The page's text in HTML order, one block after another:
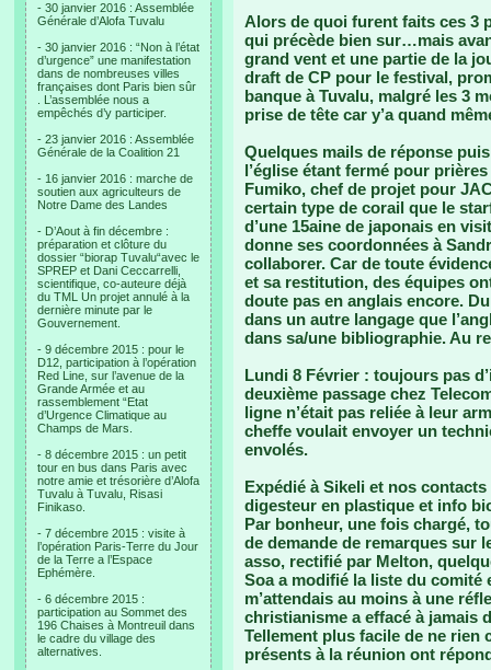
- 30 janvier 2016 : Assemblée
Générale d’Alofa Tuvalu
- 30 janvier 2016 : “Non à l’état
d’urgence” une manifestation
dans de nombreuses villes
françaises dont Paris bien sûr
. L’assemblée nous a
empêchés d’y participer.
- 23 janvier 2016 : Assemblée
Générale de la Coalition 21
- 16 janvier 2016 : marche de
soutien aux agriculteurs de
Notre Dame des Landes
- D’Aout à fin décembre :
préparation et clôture du
dossier “biorap Tuvalu“avec le
SPREP et Dani Ceccarrelli,
scientifique, co-auteure déjà
du TML Un projet annulé à la
dernière minute par le
Gouvernement.
- 9 décembre 2015 : pour le
D12, participation à l’opération
Red Line, sur l’avenue de la
Grande Armée et au
rassemblement “Etat
d’Urgence Climatique au
Champs de Mars.
- 8 décembre 2015 : un petit
tour en bus dans Paris avec
notre amie et trésorière d’Alofa
Tuvalu à Tuvalu, Risasi
Finikaso.
- 7 décembre 2015 : visite à
l’opération Paris-Terre du Jour
de la Terre a l’Espace
Ephémère.
- 6 décembre 2015 :
participation au Sommet des
196 Chaises à Montreuil dans
le cadre du village des
alternatives.
Alors de quoi furent faits ces 3
qui précède bien sur…mais
grand vent et une partie de la
draft de CP pour le festival,
banque à Tuvalu, malgré les 3
prise de tête car y’a quand
Quelques mails de réponse
l’église étant fermé pour
Fumiko, chef de projet pour
certain type de corail que le
d’une 15aine de japonais en
donne ses coordonnées à
collaborer. Car de toute
et sa restitution, des équipes
doute pas en anglais encore.
dans un autre langage que
dans sa/une bibliographie. Au
Lundi 8 Février : toujours pas
deuxième passage chez
ligne n’était pas reliée à leur
cheffe voulait envoyer un
envolés.
Expédié à Sikeli et nos
digesteur en plastique et info
Par bonheur, une fois chargé,
de demande de remarques sur
asso, rectifié par Melton,
Soa a modifié la liste du comité
m’attendais au moins à une
christianisme a effacé à jamais
Tellement plus facile de ne rien
présents à la réunion ont